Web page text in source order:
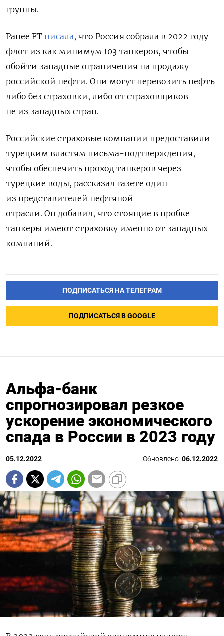
группы.
Ранее FT писала, что Россия собрала в 2022 году
флот из как минимум 103 танкеров, чтобы
обойти западные ограничения на продажу
российской нефти. Они могут перевозить нефть
либо без страховки, либо от страховщиков
не из западных стран.
Российские страховые компании предоставили
турецким властям письма-подтверждения,
чтобы обеспечить проход танкеров через
турецкие воды, рассказал газете один
из представителей нефтяной
отрасли. Он добавил, что стоящие в пробке
танкеры имеют страховку именно от западных
компаний.
ПОДПИСАТЬСЯ НА ТЕЛЕГРАМ
ПОДПИСАТЬСЯ В GOOGLE
Альфа-банк
спрогнозировал резкое
ускорение экономического
спада в России в 2023 году
05.12.2022 Обновлено: 06.12.2022